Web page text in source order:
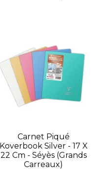
Carnet Piqué
Koverbook Silver - 17 X
22 Cm - Séyès (grands
Carreaux)